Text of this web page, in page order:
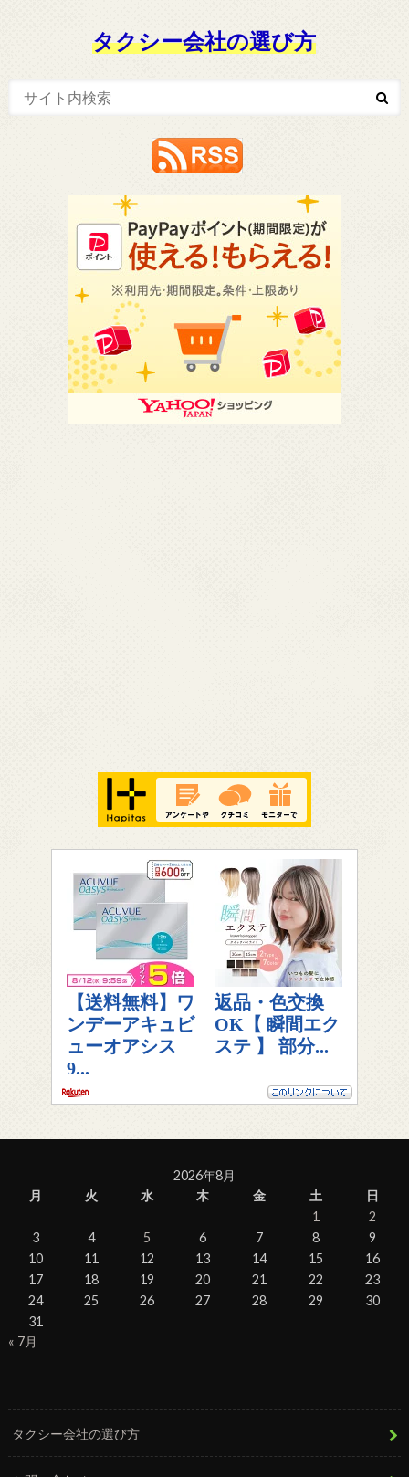
タクシー会社の選び方
2026年8月
月
火 水 木 金 土
日
1
2
3
4 5 6 7 8
9
10
11 12 13 14 15
16
17
18 19 20 21 22
23
24
25 26 27 28 29
30
31
« 7月
タクシー会社の選び方